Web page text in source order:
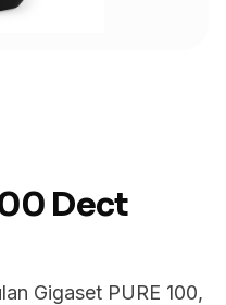
Dect
Gigaset PURE 100,